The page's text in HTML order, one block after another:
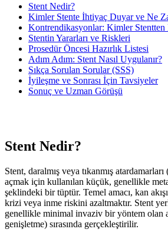
Stent Nedir?
Kimler Stente İhtiyaç Duyar ve Ne
Kontrendikasyonlar: Kimler Stentten
Stentin Yararları ve Riskleri
Prosedür Öncesi Hazırlık Listesi
Adım Adım: Stent Nasıl Uygulanır?
Sıkça Sorulan Sorular (SSS)
İyileşme ve Sonrası İçin Tavsiyeler
Sonuç ve Uzman Görüşü
Stent Nedir?
Stent, daralmış veya tıkanmış
açmak için kullanılan küçük, genellikle
şeklindeki bir tüptür. Temel amacı, kan
krizi veya inme riskini azaltmaktır. Stent
genellikle minimal invaziv bir yöntem olan
genişletme) sırasında gerçekleştirilir.